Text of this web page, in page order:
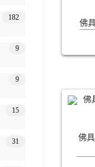
佛
佛
182
9
9
15
31